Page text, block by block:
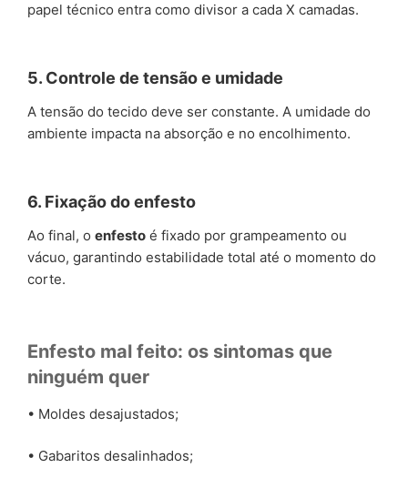
papel técnico entra como divisor a cada X camadas.
5. Controle de tensão e umidade
A tensão do tecido deve ser constante. A umidade do
ambiente impacta na absorção e no encolhimento.
6. Fixação do enfesto
Ao final, o enfesto é fixado por grampeamento ou
vácuo, garantindo estabilidade total até o momento do
corte.
Enfesto mal feito: os sintomas que
ninguém quer
• Moldes desajustados;
• Gabaritos desalinhados;